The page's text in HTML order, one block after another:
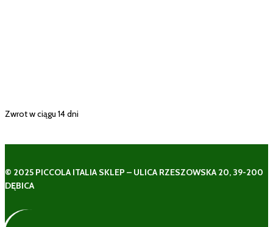
Zwrot w ciągu 14 dni
© 2025 PICCOLA ITALIA SKLEP – ULICA RZESZOWSKA 20, 39-200
DĘBICA